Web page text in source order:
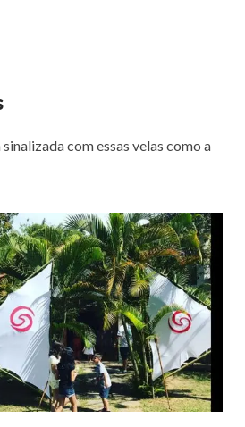
com essas velas como a